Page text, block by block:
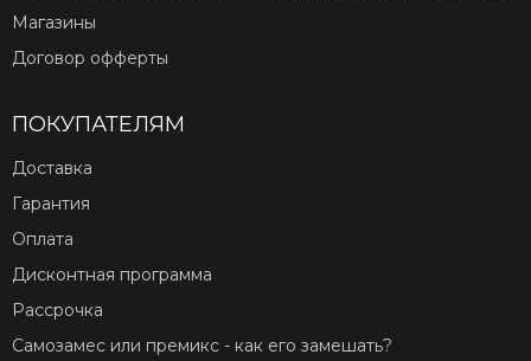
Магазины
Договор офферты
ПОКУПАТЕЛЯМ
Доставка
Гарантия
Оплата
Дисконтная программа
Рассрочка
Самозамес или премикс - как его замешать?